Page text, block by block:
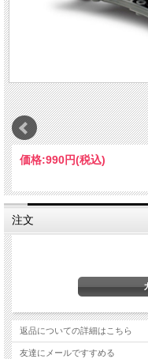
価格:990円(税込)
注文
返品についての詳細はこちら
友達にメールですすめる